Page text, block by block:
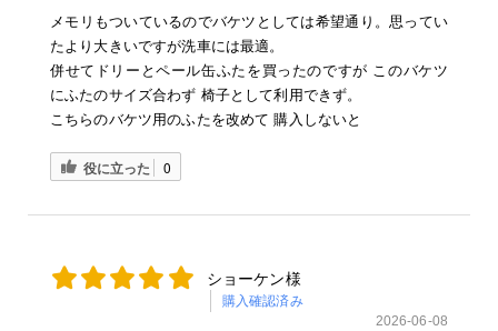
メモリもついているのでバケツとしては希望通り。思ってい
たより大きいですが洗車には最適。
併せてドリーとペール缶ふたを買ったのですが このバケツ
にふたのサイズ合わず 椅子として利用できず。
こちらのバケツ用のふたを改めて 購入しないと
役に立った 0
ショーケン様
購入確認済み
2026-06-08